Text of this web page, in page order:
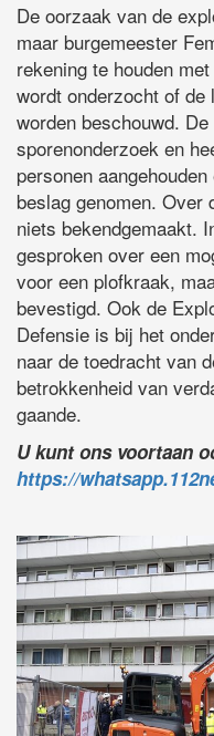
De oorzaak van de
maar burgemeester
rekening te houden
wordt onderzocht of
worden beschouwd.
sporenonderzoek en
personen
beslag genomen. Over
niets bekendgemaakt.
gesproken over een
voor een plofkraak,
bevestigd. Ook de
Defensie is bij het
naar de toedracht van
betrokkenheid van
gaande.
U kunt ons voortaan
https://